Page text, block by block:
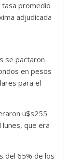
tasa promedio
adjudicada
se pactaron
en pesos
para el
u$s255
que era
del 65% de los